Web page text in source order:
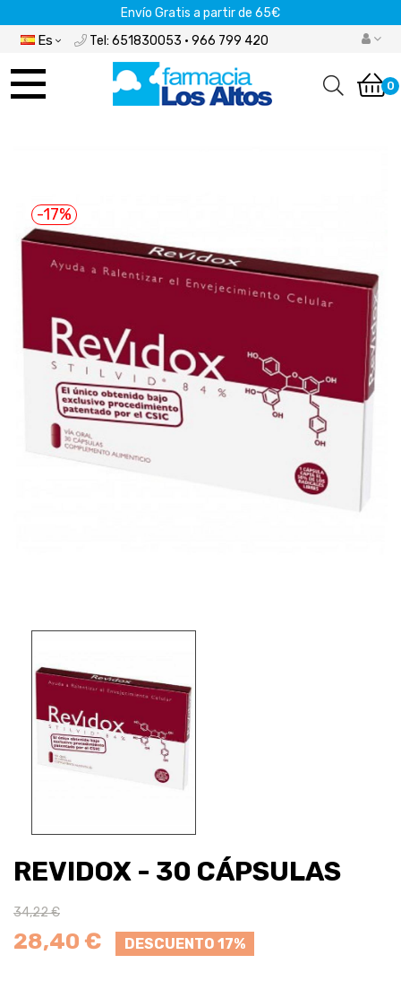
Envío Gratis a partir de 65€
Es Tel: 651830053 · 966 799 420
Navegación 0
-17%
REVIDOX - 30 CÁPSULAS
34,22 €
28,40 € DESCUENTO 17%